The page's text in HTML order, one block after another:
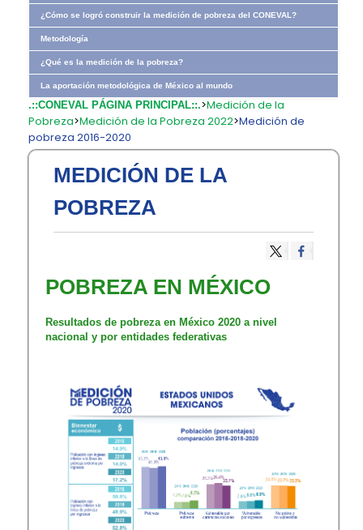
¿Cómo se logró construir la medición de pobreza del CONEVAL?
Metodología
¿Qué es la medición de la pobreza?
La aportación metodológica de México al mundo
.::CONEVAL PÁGINA PRINCIPAL::.>Medición de la
Pobreza>Medición de la Pobreza 2022>Medición de
pobreza 2016-2020
MEDICIÓN DE LA
POBREZA
POBREZA EN MÉXICO​
Resultados de pobreza en México 20​20 a nivel
nacional y por entidades f​ederativas​